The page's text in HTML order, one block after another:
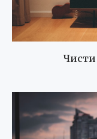
Чисти